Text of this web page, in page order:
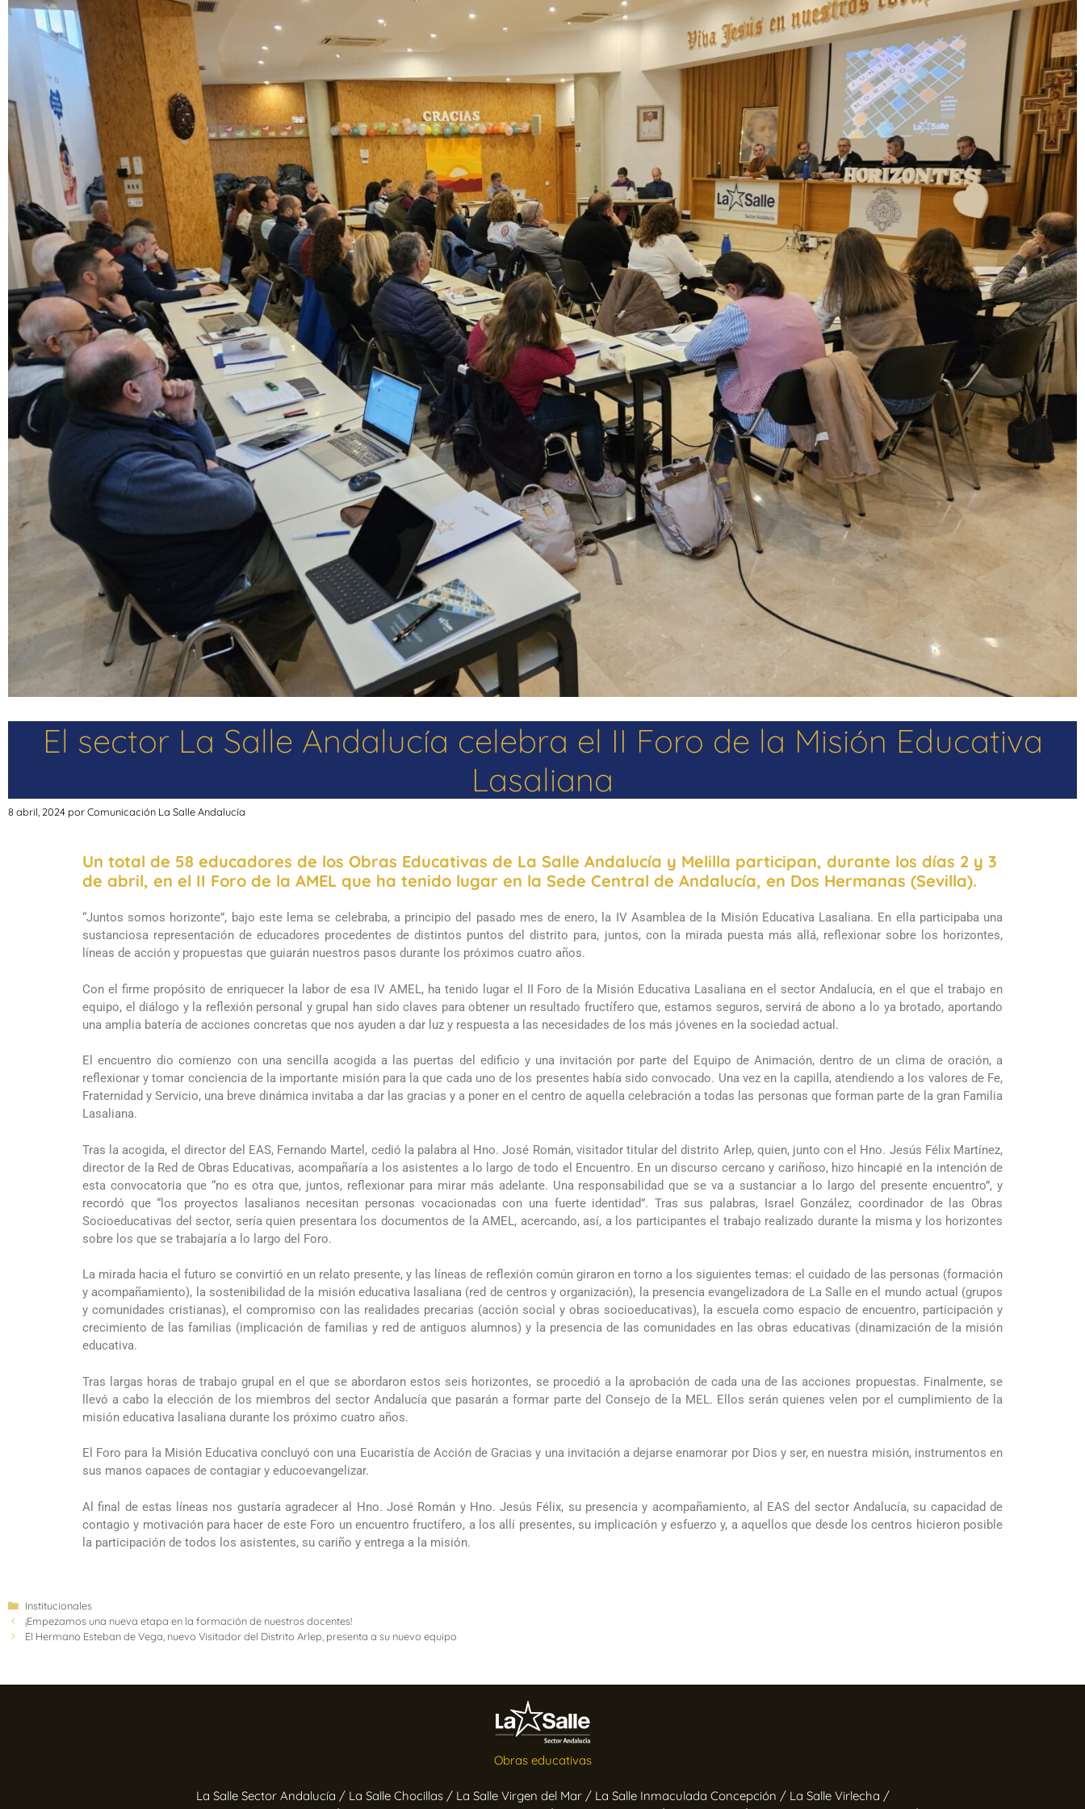
Ciclos Formativos
El sector La Salle Andalucía celebra el II Foro de la Misión Educativa
Lasaliana
8 abril, 2024 porComunicación La Salle Andalucía
Un total de 58 educadores de los Obras Educativas de La Salle Andalucía y Melilla participan, durante los días 2 y 3
de abril, en el II Foro de la AMEL que ha tenido lugar en la Sede Central de Andalucía, en Dos Hermanas (Sevilla).
“Juntos somos horizonte”, bajo este lema se celebraba, a principio del pasado mes de enero, la IV Asamblea de la Misión Educativa Lasaliana. En ella participaba una
sustanciosa representación de educadores procedentes de distintos puntos del distrito para, juntos, con la mirada puesta más allá, reflexionar sobre los horizontes,
líneas de acción y propuestas que guiarán nuestros pasos durante los próximos cuatro años.
Con el firme propósito de enriquecer la labor de esa IV AMEL, ha tenido lugar el II Foro de la Misión Educativa Lasaliana en el sector Andalucía, en el que el trabajo en
equipo, el diálogo y la reflexión personal y grupal han sido claves para obtener un resultado fructífero que, estamos seguros, servirá de abono a lo ya brotado, aportando
una amplia batería de acciones concretas que nos ayuden a dar luz y respuesta a las necesidades de los más jóvenes en la sociedad actual.
El encuentro dio comienzo con una sencilla acogida a las puertas del edificio y una invitación por parte del Equipo de Animación, dentro de un clima de oración, a
reflexionar y tomar conciencia de la importante misión para la que cada uno de los presentes había sido convocado. Una vez en la capilla, atendiendo a los valores de Fe,
Fraternidad y Servicio, una breve dinámica invitaba a dar las gracias y a poner en el centro de aquella celebración a todas las personas que forman parte de la gran Familia
Lasaliana.
Tras la acogida, el director del EAS, Fernando Martel, cedió la palabra al Hno. José Román, visitador titular del distrito Arlep, quien, junto con el Hno. Jesús Félix Martínez,
director de la Red de Obras Educativas, acompañaría a los asistentes a lo largo de todo el Encuentro. En un discurso cercano y cariñoso, hizo hincapié en la intención de
esta convocatoria que “no es otra que, juntos, reflexionar para mirar más adelante. Una responsabilidad que se va a sustanciar a lo largo del presente encuentro”, y
recordó que “los proyectos lasalianos necesitan personas vocacionadas con una fuerte identidad”. Tras sus palabras, Israel González, coordinador de las Obras
Socioeducativas del sector, sería quien presentara los documentos de la AMEL, acercando, así, a los participantes el trabajo realizado durante la misma y los horizontes
sobre los que se trabajaría a lo largo del Foro.
La mirada hacia el futuro se convirtió en un relato presente, y las líneas de reflexión común giraron en torno a los siguientes temas: el cuidado de las personas (formación
y acompañamiento), la sostenibilidad de la misión educativa lasaliana (red de centros y organización), la presencia evangelizadora de La Salle en el mundo actual (grupos
y comunidades cristianas), el compromiso con las realidades precarias (acción social y obras socioeducativas), la escuela como espacio de encuentro, participación y
crecimiento de las familias (implicación de familias y red de antiguos alumnos) y la presencia de las comunidades en las obras educativas (dinamización de la misión
educativa.
Tras largas horas de trabajo grupal en el que se abordaron estos seis horizontes, se procedió a la aprobación de cada una de las acciones propuestas. Finalmente, se
llevó a cabo la elección de los miembros del sector Andalucía que pasarán a formar parte del Consejo de la MEL. Ellos serán quienes velen por el cumplimiento de la
misión educativa lasaliana durante los próximo cuatro años.
El Foro para la Misión Educativa concluyó con una Eucaristía de Acción de Gracias y una invitación a dejarse enamorar por Dios y ser, en nuestra misión, instrumentos en
sus manos capaces de contagiar y educoevangelizar.
Al final de estas líneas nos gustaría agradecer al Hno. José Román y Hno. Jesús Félix, su presencia y acompañamiento, al EAS del sector Andalucía, su capacidad de
contagio y motivación para hacer de este Foro un encuentro fructífero, a los allí presentes, su implicación y esfuerzo y, a aquellos que desde los centros hicieron posible
la participación de todos los asistentes, su cariño y entrega a la misión.
Institucionales
¡Empezamos una nueva etapa en la formación de nuestros docentes!
El Hermano Esteban de Vega, nuevo Visitador del Distrito Arlep, presenta a su nuevo equipo
Obras educativas
La Salle Sector Andalucía / La Salle Chocillas / La Salle Virgen del Mar / La Salle Inmaculada Concepción / La Salle Virlecha /